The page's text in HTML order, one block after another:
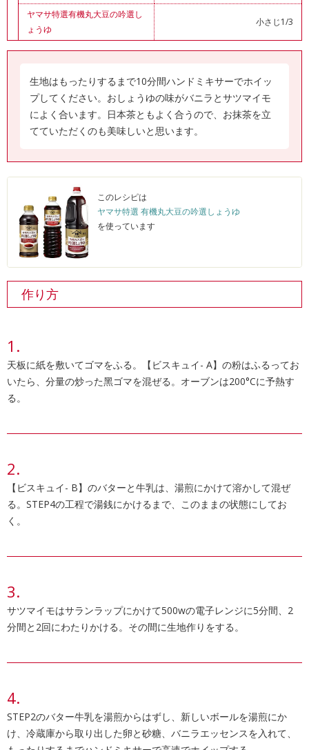
ヤマサ特選有機丸大豆の吟選し
ょうゆ
小さじ1/3
生地はもったりするまで10分間ハンドミキサーでホイッ
プしてください。おしょうゆの味がバニラとサツマイモ
によく合います。日本茶ともよく合うので、お抹茶を立
てていただくのも美味しいと思います。
このレシピは
ヤマサ特選 有機丸大豆の吟選しょうゆ
を使っています
作り方
天板に紙を敷いてゴマをふる。【ビスキュイ- A】の粉はふるってお
いたら、分量の炒った黑ゴマを混ぜる。オーブンは200°Cに予熱す
る。
【ビスキュイ- B】のバターと牛乳は、湯煎にかけて溶かして混ぜ
る。STEP4の工程で湯銭にかけるまで、このままの状態にしてお
く。
サツマイモはサランラップにかけて500wの電子レンジに5分間、2
分間と2回にわたりかける。その間に生地作りをする。
STEP2のバター牛乳を湯煎からはずし、新しいボールを湯煎にか
け、冷蔵庫から取り出した卵と砂糖、バニラエッセンスを入れて、